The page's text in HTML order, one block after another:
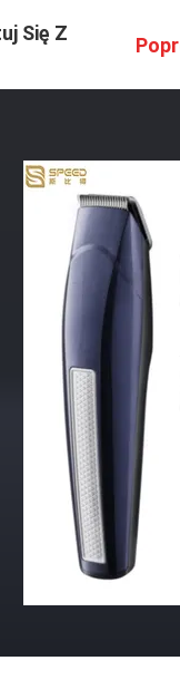
Się Z